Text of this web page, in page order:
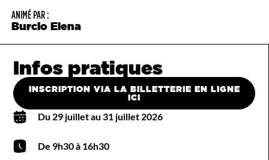
ANIMÉ PAR :
Burcio Elena
Infos pratiques
INSCRIPTION VIA LA BILLETTERIE EN LIGNE
ICI
Du 29 juillet au 31 juillet 2026
De 9h30 à 16h30